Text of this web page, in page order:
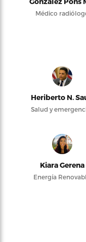
Médico
Heriberto N.
Salud y
Kiara Gerena
Energía